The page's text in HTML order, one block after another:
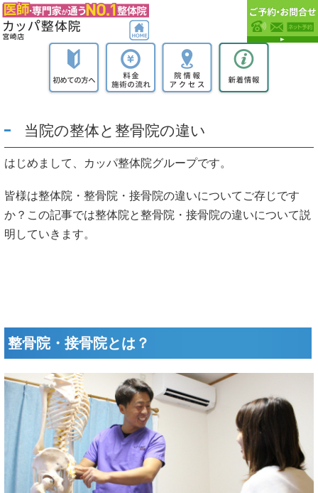
当院の整体と整骨院の違い
はじめまして、カッパ整体院グループです。
皆様は整体院・整骨院・接骨院の違いについてご存じです
か？この記事では整体院と整骨院・接骨院の違いについて説
明していきます。
整骨院・接骨院とは？